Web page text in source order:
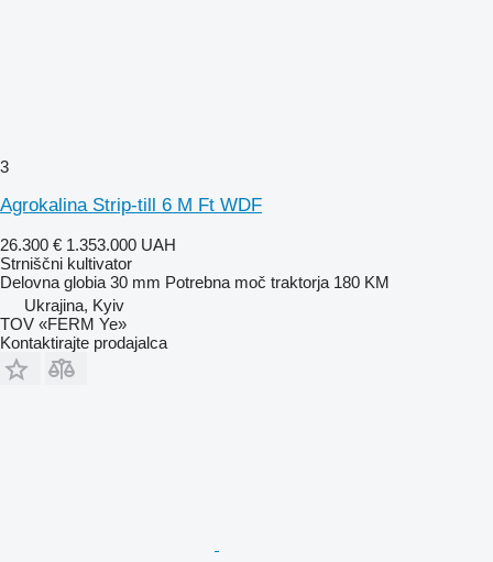
3
Agrokalina Strip-till 6 M Ft WDF
26.300 € 1.353.000 UAH
Strniščni kultivator
Delovna globia 30 mm Potrebna moč traktorja 180 KM
Ukrajina, Kyiv
TOV «FERM Ye»
Kontaktirajte prodajalca